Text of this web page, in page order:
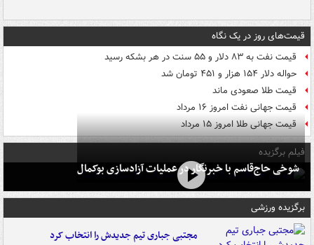
قیمت‌های روز در یک نگاه
قیمت نفت به ۸۳ دلار و ۵۵ سنت در هر بشکه رسید
حواله دلار ۱۵۴ هزار و ۴۵۱ تومان شد
قیمت طلا صعودی ماند
قیمت جهانی نفت امروز ۱۶ مرداد
قیمت جهانی طلا امروز ۱۵ مرداد
فیلم برگزیده
شوخی حاج‌قاسم با خبرنگار در عملیات آزادسازی بوکمال
برگزیده ورزشی
مجتبی جباری تیم جدیدش را انتخاب کرد